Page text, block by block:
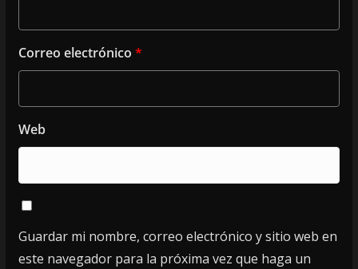
Correo electrónico *
Web
Guardar mi nombre, correo electrónico y sitio web en
este navegador para la próxima vez que haga un